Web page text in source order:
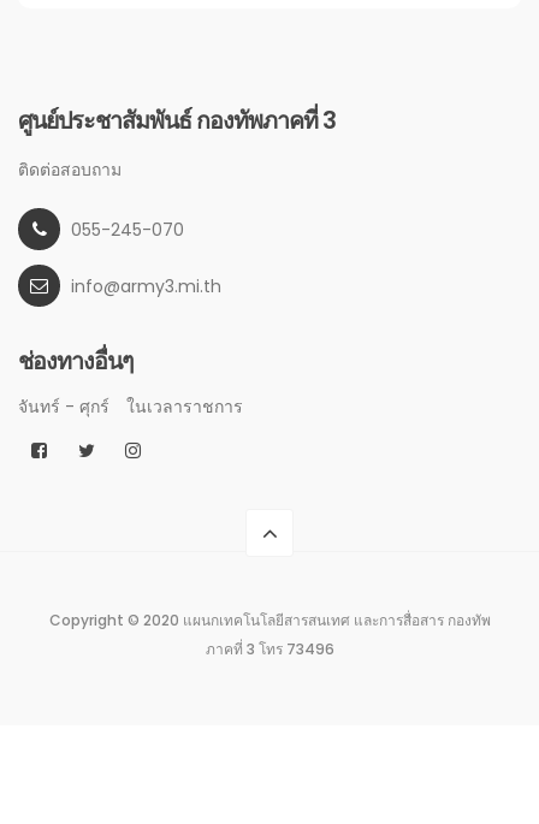
ศูนย์ประชาสัมพันธ์ กองทัพภาคที่ 3
ติดต่อสอบถาม
055-245-070
info@army3.mi.th
ช่องทางอื่นๆ
จันทร์ - ศุกร์ ในเวลาราชการ
Copyright © 2020 แผนกเทคโนโลยีสารสนเทศ และการสื่อสาร กองทัพ
ภาคที่ 3 โทร 73496